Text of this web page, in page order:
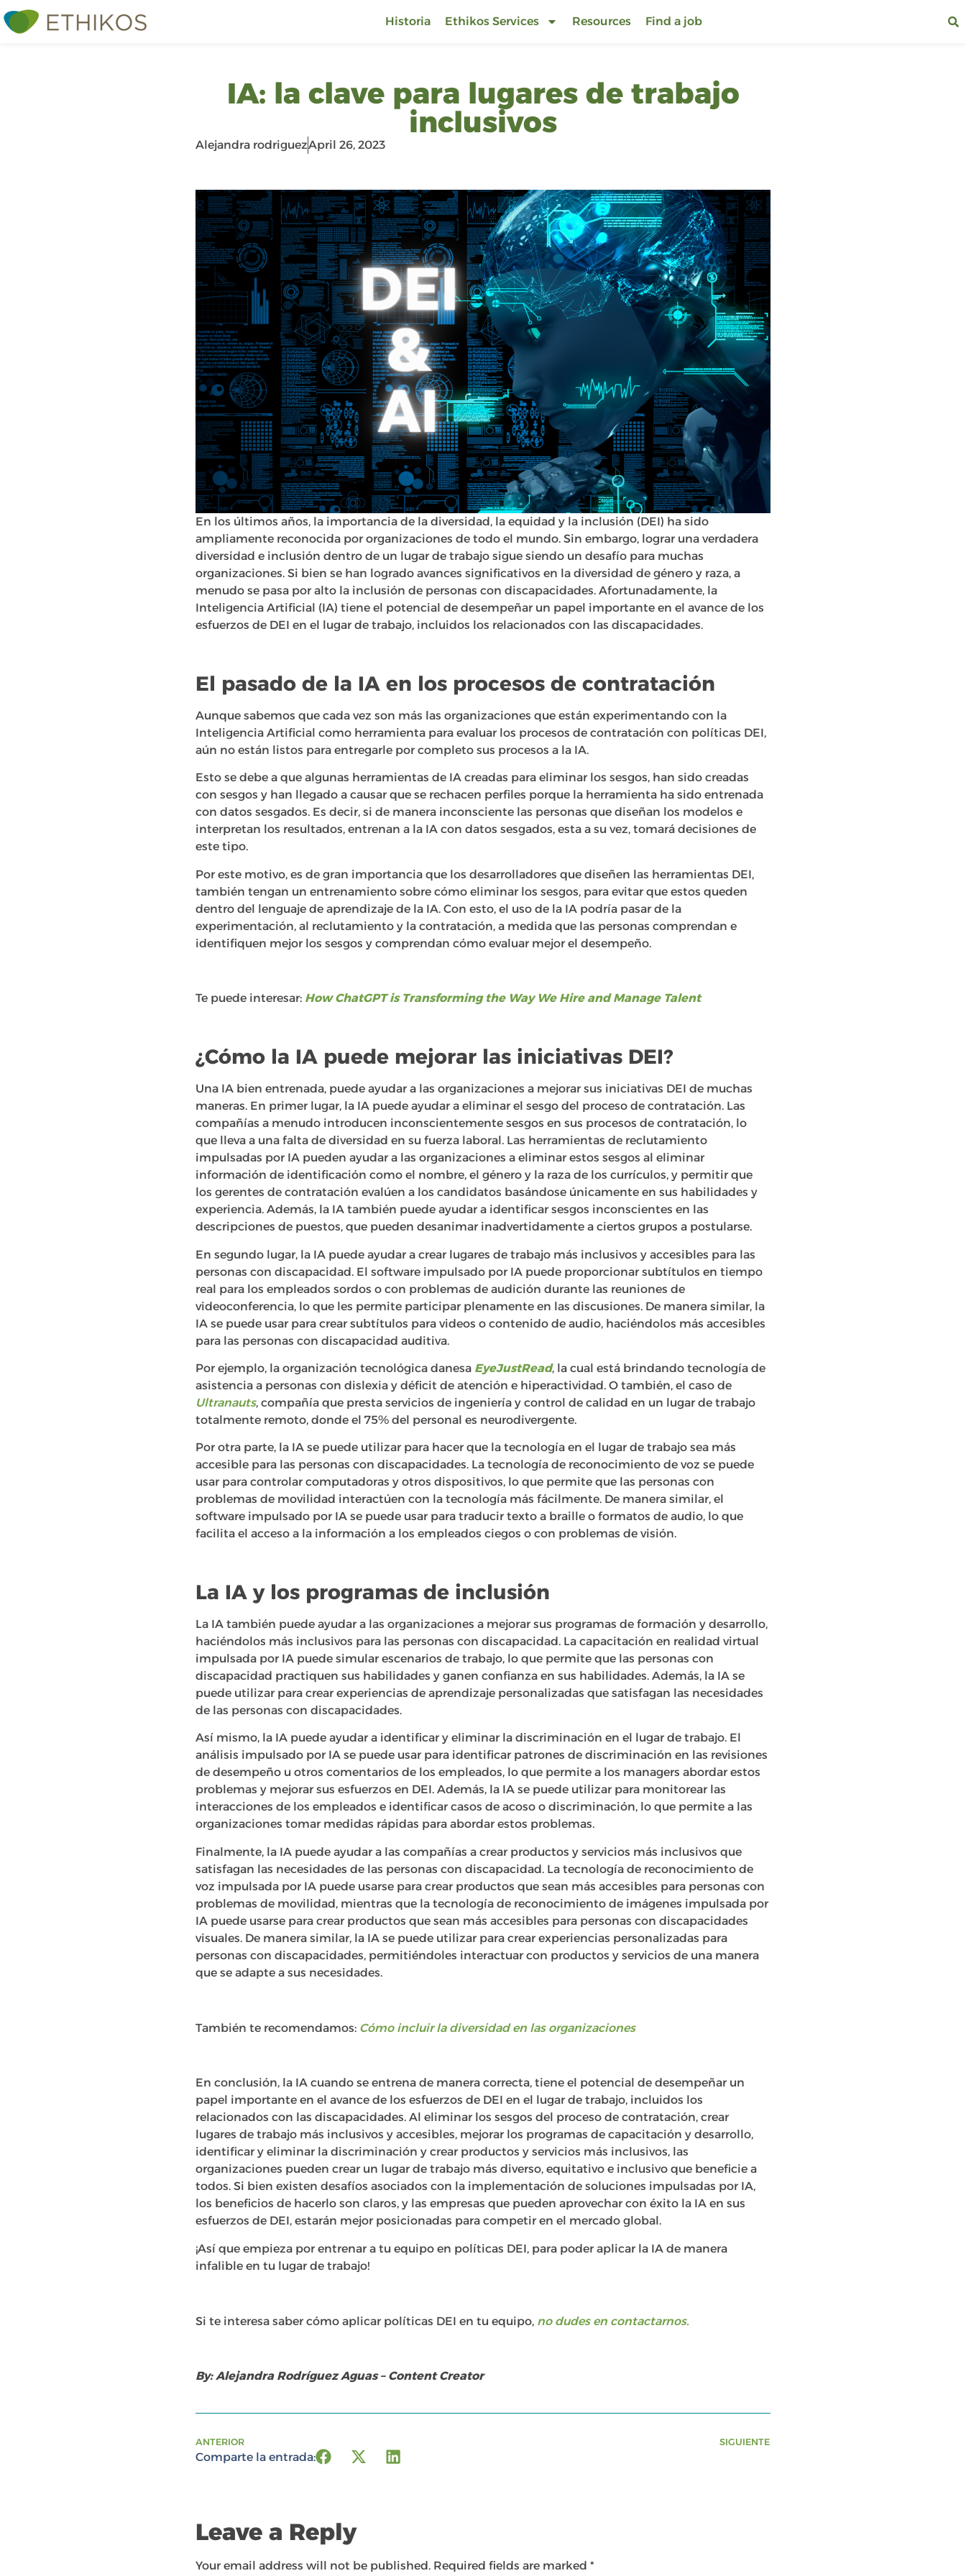
Historia Ethikos Services Resources Find a job
IA: la clave para lugares de trabajo
inclusivos
Alejandra rodriguezApril 26, 2023
En los últimos años, la importancia de la diversidad, la equidad y la inclusión (DEI) ha sido
ampliamente reconocida por organizaciones de todo el mundo. Sin embargo, lograr una verdadera
diversidad e inclusión dentro de un lugar de trabajo sigue siendo un desafío para muchas
organizaciones. Si bien se han logrado avances significativos en la diversidad de género y raza, a
menudo se pasa por alto la inclusión de personas con discapacidades. Afortunadamente, la
Inteligencia Artificial (IA) tiene el potencial de desempeñar un papel importante en el avance de los
esfuerzos de DEI en el lugar de trabajo, incluidos los relacionados con las discapacidades.
El pasado de la IA en los procesos de contratación
Aunque sabemos que cada vez son más las organizaciones que están experimentando con la
Inteligencia Artificial como herramienta para evaluar los procesos de contratación con políticas DEI,
aún no están listos para entregarle por completo sus procesos a la IA.
Esto se debe a que algunas herramientas de IA creadas para eliminar los sesgos, han sido creadas
con sesgos y han llegado a causar que se rechacen perfiles porque la herramienta ha sido entrenada
con datos sesgados. Es decir, si de manera inconsciente las personas que diseñan los modelos e
interpretan los resultados, entrenan a la IA con datos sesgados, esta a su vez, tomará decisiones de
este tipo.
Por este motivo, es de gran importancia que los desarrolladores que diseñen las herramientas DEI,
también tengan un entrenamiento sobre cómo eliminar los sesgos, para evitar que estos queden
dentro del lenguaje de aprendizaje de la IA. Con esto, el uso de la IA podría pasar de la
experimentación, al reclutamiento y la contratación, a medida que las personas comprendan e
identifiquen mejor los sesgos y comprendan cómo evaluar mejor el desempeño.
Te puede interesar: How ChatGPT is Transforming the Way We Hire and Manage Talent
¿Cómo la IA puede mejorar las iniciativas DEI?
Una IA bien entrenada, puede ayudar a las organizaciones a mejorar sus iniciativas DEI de muchas
maneras. En primer lugar, la IA puede ayudar a eliminar el sesgo del proceso de contratación. Las
compañías a menudo introducen inconscientemente sesgos en sus procesos de contratación, lo
que lleva a una falta de diversidad en su fuerza laboral. Las herramientas de reclutamiento
impulsadas por IA pueden ayudar a las organizaciones a eliminar estos sesgos al eliminar
información de identificación como el nombre, el género y la raza de los currículos, y permitir que
los gerentes de contratación evalúen a los candidatos basándose únicamente en sus habilidades y
experiencia. Además, la IA también puede ayudar a identificar sesgos inconscientes en las
descripciones de puestos, que pueden desanimar inadvertidamente a ciertos grupos a postularse.
En segundo lugar, la IA puede ayudar a crear lugares de trabajo más inclusivos y accesibles para las
personas con discapacidad. El software impulsado por IA puede proporcionar subtítulos en tiempo
real para los empleados sordos o con problemas de audición durante las reuniones de
videoconferencia, lo que les permite participar plenamente en las discusiones. De manera similar, la
IA se puede usar para crear subtítulos para videos o contenido de audio, haciéndolos más accesibles
para las personas con discapacidad auditiva.
Por ejemplo, la organización tecnológica danesa EyeJustRead, la cual está brindando tecnología de
asistencia a personas con dislexia y déficit de atención e hiperactividad. O también, el caso de
Ultranauts, compañía que presta servicios de ingeniería y control de calidad en un lugar de trabajo
totalmente remoto, donde el 75% del personal es neurodivergente.
Por otra parte, la IA se puede utilizar para hacer que la tecnología en el lugar de trabajo sea más
accesible para las personas con discapacidades. La tecnología de reconocimiento de voz se puede
usar para controlar computadoras y otros dispositivos, lo que permite que las personas con
problemas de movilidad interactúen con la tecnología más fácilmente. De manera similar, el
software impulsado por IA se puede usar para traducir texto a braille o formatos de audio, lo que
facilita el acceso a la información a los empleados ciegos o con problemas de visión.
La IA y los programas de inclusión
La IA también puede ayudar a las organizaciones a mejorar sus programas de formación y desarrollo,
haciéndolos más inclusivos para las personas con discapacidad. La capacitación en realidad virtual
impulsada por IA puede simular escenarios de trabajo, lo que permite que las personas con
discapacidad practiquen sus habilidades y ganen confianza en sus habilidades. Además, la IA se
puede utilizar para crear experiencias de aprendizaje personalizadas que satisfagan las necesidades
de las personas con discapacidades.
Así mismo, la IA puede ayudar a identificar y eliminar la discriminación en el lugar de trabajo. El
análisis impulsado por IA se puede usar para identificar patrones de discriminación en las revisiones
de desempeño u otros comentarios de los empleados, lo que permite a los managers abordar estos
problemas y mejorar sus esfuerzos en DEI. Además, la IA se puede utilizar para monitorear las
interacciones de los empleados e identificar casos de acoso o discriminación, lo que permite a las
organizaciones tomar medidas rápidas para abordar estos problemas.
Finalmente, la IA puede ayudar a las compañías a crear productos y servicios más inclusivos que
satisfagan las necesidades de las personas con discapacidad. La tecnología de reconocimiento de
voz impulsada por IA puede usarse para crear productos que sean más accesibles para personas con
problemas de movilidad, mientras que la tecnología de reconocimiento de imágenes impulsada por
IA puede usarse para crear productos que sean más accesibles para personas con discapacidades
visuales. De manera similar, la IA se puede utilizar para crear experiencias personalizadas para
personas con discapacidades, permitiéndoles interactuar con productos y servicios de una manera
que se adapte a sus necesidades.
También te recomendamos: Cómo incluir la diversidad en las organizaciones
En conclusión, la IA cuando se entrena de manera correcta, tiene el potencial de desempeñar un
papel importante en el avance de los esfuerzos de DEI en el lugar de trabajo, incluidos los
relacionados con las discapacidades. Al eliminar los sesgos del proceso de contratación, crear
lugares de trabajo más inclusivos y accesibles, mejorar los programas de capacitación y desarrollo,
identificar y eliminar la discriminación y crear productos y servicios más inclusivos, las
organizaciones pueden crear un lugar de trabajo más diverso, equitativo e inclusivo que beneficie a
todos. Si bien existen desafíos asociados con la implementación de soluciones impulsadas por IA,
los beneficios de hacerlo son claros, y las empresas que pueden aprovechar con éxito la IA en sus
esfuerzos de DEI, estarán mejor posicionadas para competir en el mercado global.
¡Así que empieza por entrenar a tu equipo en políticas DEI, para poder aplicar la IA de manera
infalible en tu lugar de trabajo!
Si te interesa saber cómo aplicar políticas DEI en tu equipo, no dudes en contactarnos.
By: Alejandra Rodríguez Aguas – Content Creator
ANTERIOR SIGUIENTE
Comparte la entrada:
Leave a Reply
Your email address will not be published. Required fields are marked *